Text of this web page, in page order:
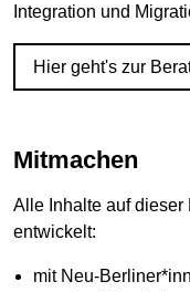
Integration und
Hier geht's zur
Mitmachen
Alle Inhalte auf dieser
entwickelt:
mit Neu-